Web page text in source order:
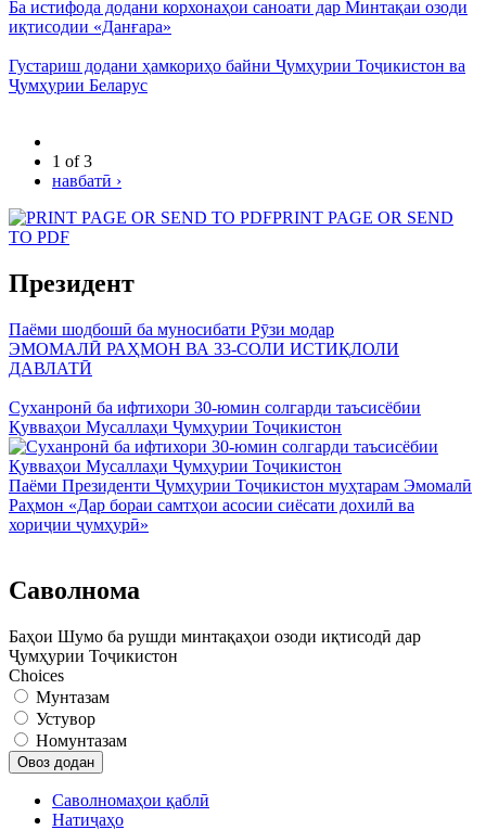
Ба истифода додани корхонаҳои саноати дар Минтақаи озоди
иқтисодии «Данғара»
Густариш додани ҳамкориҳо байни Ҷумҳурии Тоҷикистон ва
Ҷумҳурии Беларус
1 of 3
навбатӣ ›
PRINT PAGE OR SEND
TO PDF
Президент
Паёми шодбошӣ ба муносибати Рӯзи модар
ЭМОМАЛӢ РАҲМОН ВА 33-СОЛИ ИСТИҚЛОЛИ
ДАВЛАТӢ
Суханронӣ ба ифтихори 30-юмин солгарди таъсисёбии
Қувваҳои Мусаллаҳи Ҷумҳурии Тоҷикистон
Паёми Президенти Ҷумҳурии Тоҷикистон муҳтарам Эмомалӣ
Раҳмон «Дар бораи самтҳои асосии сиёсати дохилӣ ва
хориҷии ҷумҳурӣ»
Саволнома
Баҳои Шумо ба рушди минтақаҳои озоди иқтисодӣ дар
Ҷумҳурии Тоҷикистон
Choices
Мунтазам
Устувор
Номунтазам
Саволномаҳои қаблӣ
Натиҷаҳо